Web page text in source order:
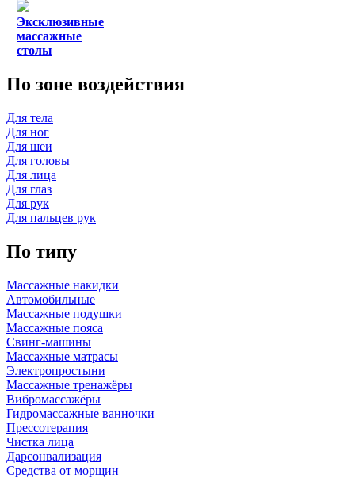
Эксклюзивные
массажные
столы
По зоне воздействия
Для тела
Для ног
Для шеи
Для головы
Для лица
Для глаз
Для рук
Для пальцев рук
По типу
Массажные накидки
Автомобильные
Массажные подушки
Массажные пояса
Свинг-машины
Массажные матрасы
Электропростыни
Массажные тренажёры
Вибромассажёры
Гидромассажные ванночки
Прессотерапия
Чистка лица
Дарсонвализация
Средства от морщин